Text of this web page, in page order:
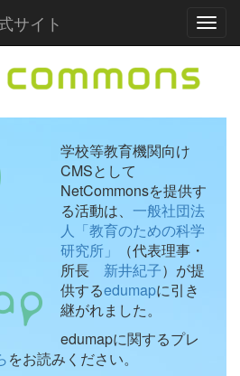
サイト
学校等教育機関向け
CMSとして
NetCommonsを提供す
る活動は、 一般社団法
人「教育のための科学
研究所」
（代表理事・
所長 新井紀子）が提
供するedumapに引き
継がれました。
edumapに関するプレ
をお読みください。